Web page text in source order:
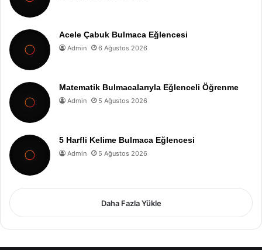
Acele Çabuk Bulmaca Eğlencesi
Admin 6 Ağustos 2026
Matematik Bulmacalarıyla Eğlenceli Öğrenme
Admin 5 Ağustos 2026
5 Harfli Kelime Bulmaca Eğlencesi
Admin 5 Ağustos 2026
Daha Fazla Yükle